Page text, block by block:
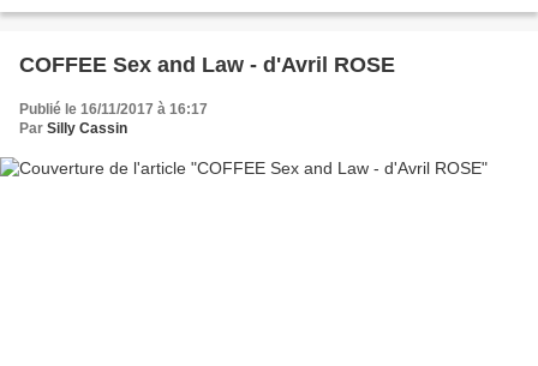
passions, de tes coups de coeur, partager tes émotions sur telle ou telle
COFFEE Sex and Law - d'Avril ROSE
Publié le 16/11/2017 à 16:17
Par Silly Cassin